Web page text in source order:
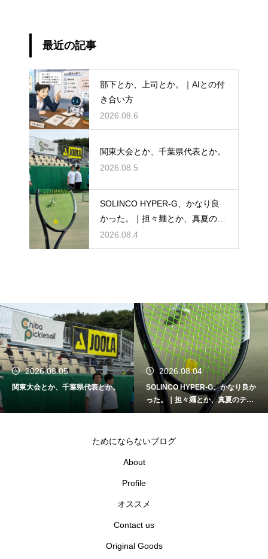
最近の記事
部下とか、上司とか。｜AIとの付
き合い方
2026.08.6
関東大会とか、千葉県代表とか。
2026.08.5
SOLINCO HYPER-G、かなり良
かった。｜担々麺とか、真夏のテ
ニスとか。
2026.08.4
2026.08.05
関東大会とか、千葉県代表とか。
2026.08.04
SOLINCO HYPER-G、かなり良か
った。｜担々麺とか、真夏のテニ
スとか。
ためにならないブログ
About
Profile
オススメ
Contact us
Original Goods